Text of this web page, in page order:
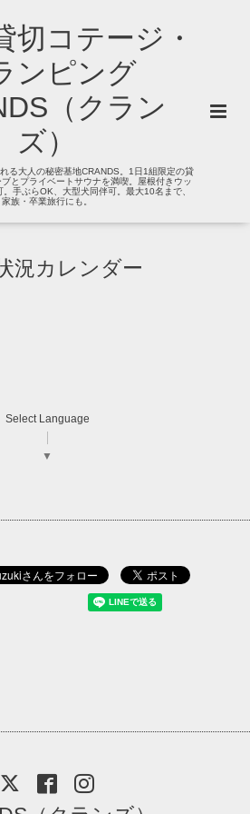
切コテージ・
ンピング
（クラン
ズ）
る大人の秘密基地CRANDS。1日1組限定の貸
とプライベートサウナを満喫。屋根付きウッ
。手ぶらOK、大型犬同伴可。最大10名まで、
家族・卒業旅行にも。
況カレンダー
Select Language
▼